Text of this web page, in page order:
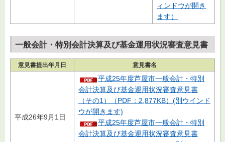
ィンドウが開き
ます）
一般会計・特別会計決算及び基金運用状況審査意見書
意見書提出年月日 意見書名
平成26年9月1日
平成25年度芦屋市一般会計・特別
会計決算及び基金運用状況審査意見書
（その1）（PDF：2,877KB）(別ウインド
ウが開きます)
平成25年度芦屋市一般会計・特別
会計決算及び基金運用状況審査意見書